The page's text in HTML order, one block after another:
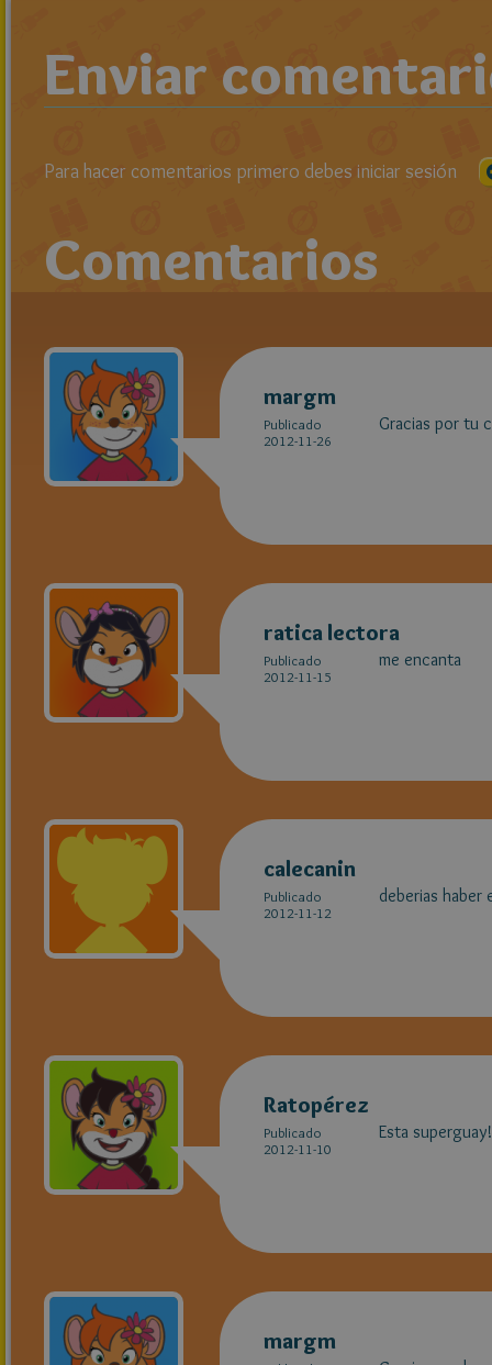
Enviar
Para hacer comentarios primero debes iniciar sesión
Comentarios
margm
Publicado
2012-11-26
Gracias por tu
ratica lectora
Publicado
2012-11-15
me encanta
calecanin
Publicado
2012-11-12
deberias haber
Ratopérez
Publicado
2012-11-10
Esta
margm